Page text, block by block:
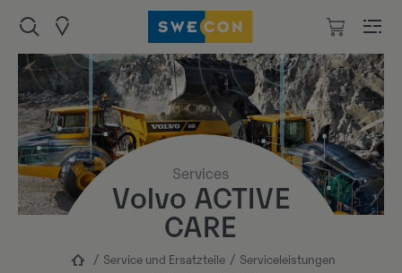
Services
Volvo ACTIVE
CARE
Service und Ersatzteile
Serviceleistungen